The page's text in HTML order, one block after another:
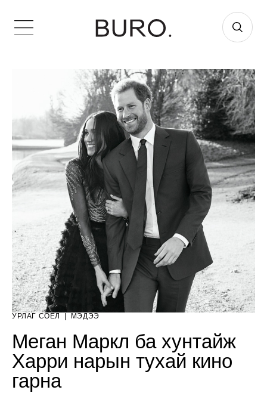
УРЛАГ СОЁЛ МЭДЭЭ
Меган Маркл ба хунтайж
Харри нарын тухай кино
гарна